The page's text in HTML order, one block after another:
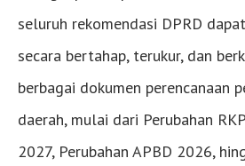
seluruh rekomendasi DPRD
secara bertahap, terukur, dan
berbagai dokumen perencanaan
daerah, mulai dari Perubahan
2027, Perubahan APBD 2026,